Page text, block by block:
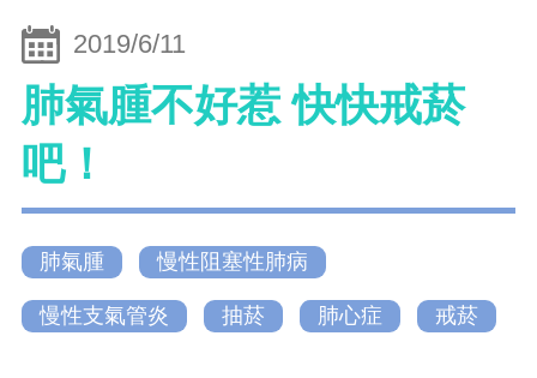
2019/6/11
肺氣腫不好惹 快快戒菸
吧！
肺氣腫 慢性阻塞性肺病
慢性支氣管炎 抽菸 肺心症 戒菸